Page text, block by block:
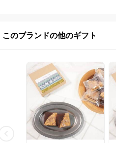
このブランドの他のギフト